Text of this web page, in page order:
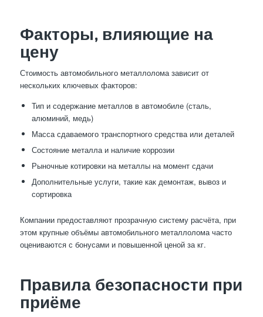
Факторы, влияющие на
цену
Стоимость автомобильного металлолома зависит от
нескольких ключевых факторов:
Тип и содержание металлов в автомобиле (сталь,
алюминий, медь)
Масса сдаваемого транспортного средства или деталей
Состояние металла и наличие коррозии
Рыночные котировки на металлы на момент сдачи
Дополнительные услуги, такие как демонтаж, вывоз и
сортировка
Компании предоставляют прозрачную систему расчёта, при
этом крупные объёмы автомобильного металлолома часто
оцениваются с бонусами и повышенной ценой за кг.
Правила безопасности при
приёме